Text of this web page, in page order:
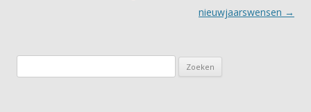
nieuwjaarswensen →
naar: